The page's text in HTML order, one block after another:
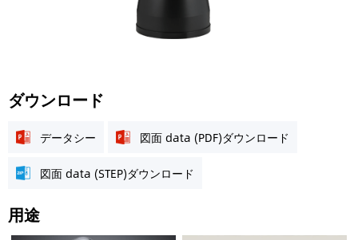
ダウンロード
データシー 図面 data (PDF)ダウンロード
図面 data (STEP)ダウンロード
用途